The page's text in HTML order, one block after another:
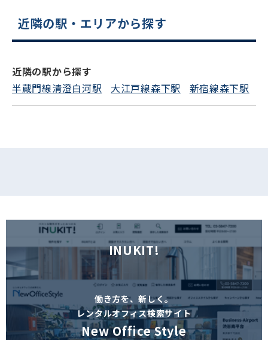
近隣の駅・エリアから探す
近隣の駅から探す
半蔵門線清澄白河駅
大江戸線森下駅 新宿線森下駅
INUKIT!
働き方を、新しく。
レンタルオフィス検索サイト
New Office Style